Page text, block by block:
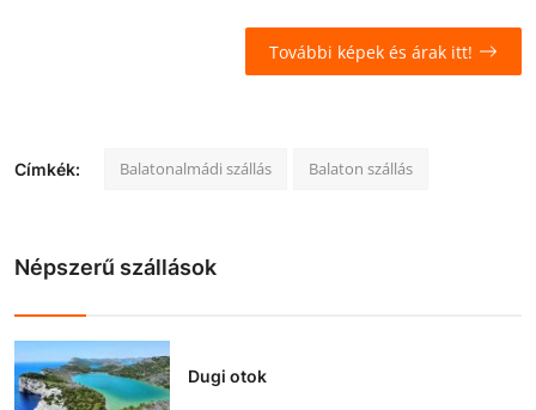
További képek és árak itt!
Címkék: Balatonalmádi szállás Balaton szállás
Népszerű szállások
Dugi otok